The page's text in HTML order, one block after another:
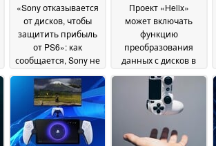
«Sony отказывается
от дисков, чтобы
защитить прибыль
от PS6»: как
сообщается, Sony не
разработчиков в
известность о
прекращении
выпуска физических
игр03 July 2026
Проект «Helix»
может включать
функцию
преобразования
данных с дисков в
что даст новой
консоли Xbox
преимущество
перед PS6
02 July 2026